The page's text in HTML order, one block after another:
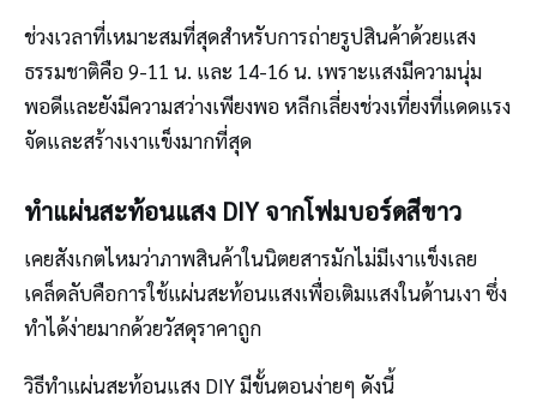
ช่วงเวลาที่เหมาะสมที่สุดสำหรับการถ่ายรูปสินค้าด้วยแสง
ธรรมชาติคือ 9-11 น. และ 14-16 น. เพราะแสงมีความนุ่ม
พอดีและยังมีความสว่างเพียงพอ หลีกเลี่ยงช่วงเที่ยงที่แดดแรง
จัดและสร้างเงาแข็งมากที่สุด
ทำแผ่นสะท้อนแสง DIY จากโฟมบอร์ดสีขาว
เคยสังเกตไหมว่าภาพสินค้าในนิตยสารมักไม่มีเงาแข็งเลย
เคล็ดลับคือการใช้แผ่นสะท้อนแสงเพื่อเติมแสงในด้านเงา ซึ่ง
ทำได้ง่ายมากด้วยวัสดุราคาถูก
วิธีทำแผ่นสะท้อนแสง DIY มีขั้นตอนง่ายๆ ดังนี้